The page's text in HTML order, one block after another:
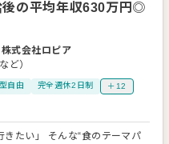
後の平均年収630万円◎
株式会社ロピア
ど）
自由 完全週休2日制
＋12
きたい」 そんな“食のテーマパ